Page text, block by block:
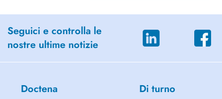
Seguici e controlla le
nostre ultime notizie
Doctena Di turno